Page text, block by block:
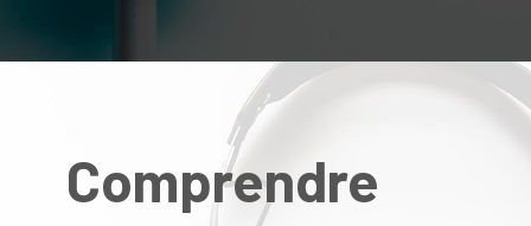
Comprendre